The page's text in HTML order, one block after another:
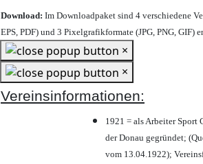
Download: Im Downloadpaket sind 4 verschiedene
EPS, PDF) und 3 Pixelgrafikformate (JPG, PNG, GIF)
×
×
Vereinsinformationen:
1921 = als Arbeiter Sport
der Donau gegründet;
vom 13.04.1922);